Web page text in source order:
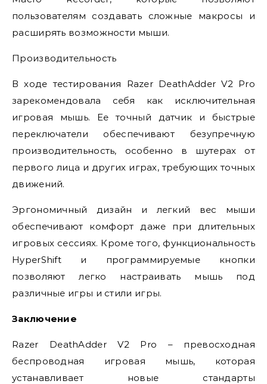
пользователям создавать сложные макросы и
расширять возможности мыши.
Производительность
В ходе тестирования Razer DeathAdder V2 Pro
зарекомендовала себя как исключительная
игровая мышь. Ее точный датчик и быстрые
переключатели обеспечивают безупречную
производительность, особенно в шутерах от
первого лица и других играх, требующих точных
движений.
Эргономичный дизайн и легкий вес мыши
обеспечивают комфорт даже при длительных
игровых сессиях. Кроме того, функциональность
HyperShift и программируемые кнопки
позволяют легко настраивать мышь под
различные игры и стили игры.
Заключение
Razer DeathAdder V2 Pro – превосходная
беспроводная игровая мышь, которая
устанавливает новые стандарты